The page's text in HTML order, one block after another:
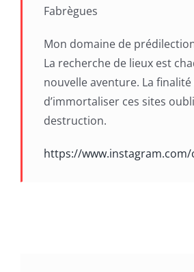
Fabrègues
Mon domaine de
La recherche de lieux est
nouvelle aventure. La
d’immortaliser ces sites
destruction.
https://www.instagram.com/